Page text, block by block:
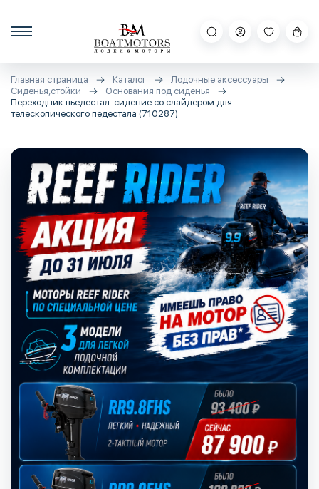
Главная страница Каталог
Лодочные аксессуары
Сиденья,стойки
Основания под сиденья
Переходник пьедестал-сидение со слайдером для
телескопического педестала (710287)